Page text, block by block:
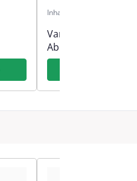
Inhalt:
Varianten ab
Ab